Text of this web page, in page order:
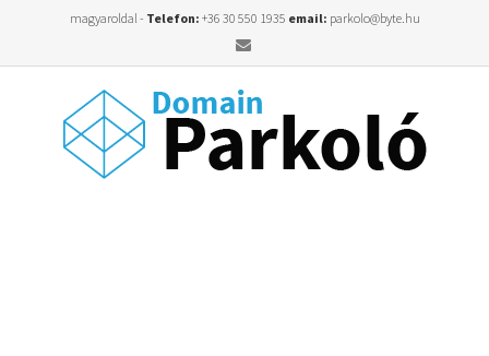
magyaroldal - Telefon: +36 30 550 1935 email: parkolo@byte.hu
Email